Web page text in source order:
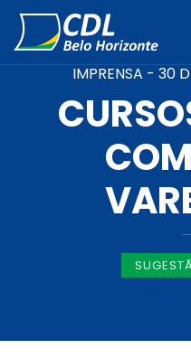
IMPRENSA - 30